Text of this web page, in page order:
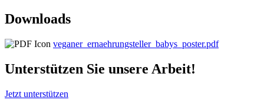
Downloads
veganer_ernaehrungsteller_babys_poster.pdf
Unterstützen Sie unsere Arbeit!
Jetzt unterstützen